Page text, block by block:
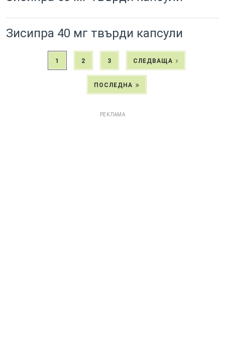
Зисипра 40 мг твърди капсули
1 2 3 СЛЕДВАЩА
ПОСЛЕДНА
РЕКЛАМА